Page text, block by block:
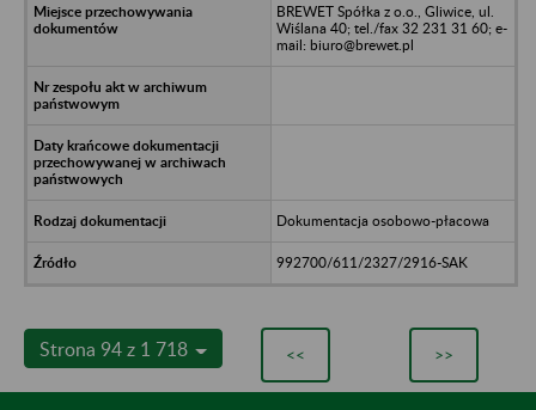
BREWET Spółka z o.o., Gliwice, ul.
Wiślana 40; tel./fax 32 231 31 60; e-
mail: biuro@brewet.pl
Dokumentacja osobowo-płacowa
992700/611/2327/2916-SAK
Strona 94 z 1 718 << >>